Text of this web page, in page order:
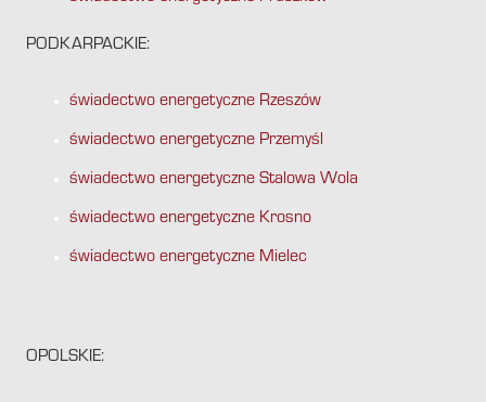
PODKARPACKIE:
świadectwo energetyczne Rzeszów
świadectwo energetyczne Przemyśl
świadectwo energetyczne Stalowa Wola
świadectwo energetyczne Krosno
świadectwo energetyczne Mielec
OPOLSKIE: